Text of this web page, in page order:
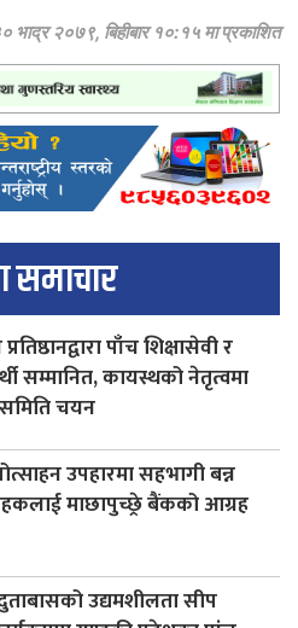
भाद्र २०७९, बिहीबार १०:१५ मा प्रकाशित
समाचार
पाँच शिक्षासेवी र
सम्मानित, कायस्थको नेतृत्वमा
चयन
उपहारमा सहभागी बन्न
माछापुच्छ्रे बैंकको आग्रह
उद्यमशीलता सीप